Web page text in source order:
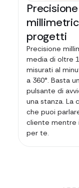
Precisione
progetti
Precisione
media di oltre
misurati al
a 360°. Basta
pulsante di
una stanza. La
che puoi
cliente mentre
per te.